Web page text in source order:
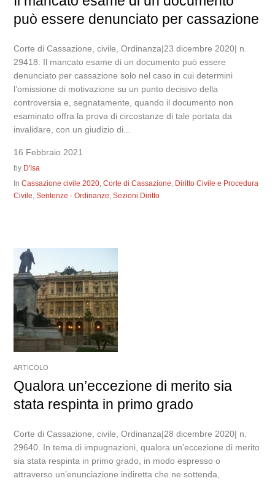
può essere denunciato per cassazione
Corte di Cassazione, civile, Ordinanza|23 dicembre 2020| n.
29418. Il mancato esame di un documento può essere
denunciato per cassazione solo nel caso in cui determini
l’omissione di motivazione su un punto decisivo della
controversia e, segnatamente, quando il documento non
esaminato offra la prova di circostanze di tale portata da
invalidare, con un giudizio di...
16 Febbraio 2021
by D'Isa
InCassazione civile 2020,Corte di Cassazione, Diritto Civile e Procedura
Civile,Sentenze - Ordinanze,Sezioni Diritto
ARTICOLO
Qualora un’eccezione di merito sia
stata respinta in primo grado
Corte di Cassazione, civile, Ordinanza|28 dicembre 2020| n.
29640. In tema di impugnazioni, qualora un’eccezione di merito
sia stata respinta in primo grado, in modo espresso o
attraverso un’enunciazione indiretta che ne sottenda,